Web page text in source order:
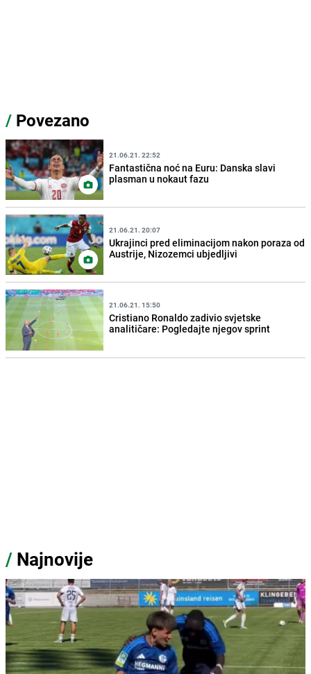
/ Povezano
21.06.21. 22:52
Fantastična noć na Euru: Danska slavi
plasman u nokaut fazu
21.06.21. 20:07
Ukrajinci pred eliminacijom nakon poraza od
Austrije, Nizozemci ubjedljivi
21.06.21. 15:50
Cristiano Ronaldo zadivio svjetske
analitičare: Pogledajte njegov sprint
/ Najnovije